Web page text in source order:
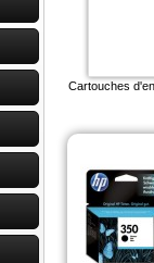
Cartouches